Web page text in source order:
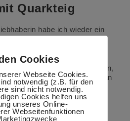
Quarkteig
habe ich wieder ein
Ich wollte es schon lange mal
Gefüllte, deftige
nicht unbedingt etwas für
aber da man nie wissen kann,
regnerischer wird, sollte man
Sommer parat haben.
verändern. Wir haben
außer Haus nicht viele
Cookies
Webseite Cookies.
notwendig (z.B. für den
sind nicht notwendig.
Cookies helfen uns
unseres Online-
Webseitenfunktionen